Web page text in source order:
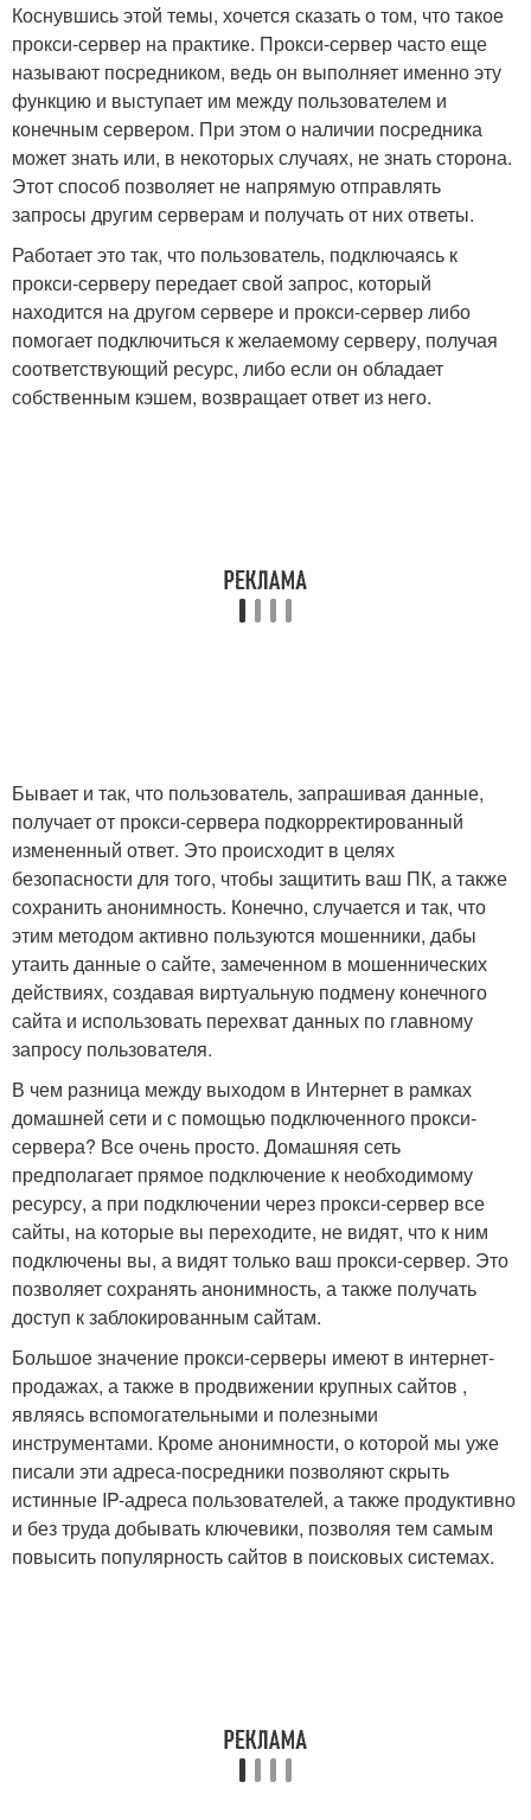
Коснувшись этой темы, хочется сказать о том, что такое
прокси-сервер на практике. Прокси-сервер часто еще
называют посредником, ведь он выполняет именно эту
функцию и выступает им между пользователем и
конечным сервером. При этом о наличии посредника
может знать или, в некоторых случаях, не знать сторона.
Этот способ позволяет не напрямую отправлять
запросы другим серверам и получать от них ответы.
Работает это так, что пользователь, подключаясь к
прокси-серверу передает свой запрос, который
находится на другом сервере и прокси-сервер либо
помогает подключиться к желаемому серверу, получая
соответствующий ресурс, либо если он обладает
собственным кэшем, возвращает ответ из него.
Бывает и так, что пользователь, запрашивая данные,
получает от прокси-сервера подкорректированный
измененный ответ. Это происходит в целях
безопасности для того, чтобы защитить ваш ПК, а также
сохранить анонимность. Конечно, случается и так, что
этим методом активно пользуются мошенники, дабы
утаить данные о сайте, замеченном в мошеннических
действиях, создавая виртуальную подмену конечного
сайта и использовать перехват данных по главному
запросу пользователя.
В чем разница между выходом в Интернет в рамках
домашней сети и с помощью подключенного прокси-
сервера? Все очень просто. Домашняя сеть
предполагает прямое подключение к необходимому
ресурсу, а при подключении через прокси-сервер все
сайты, на которые вы переходите, не видят, что к ним
подключены вы, а видят только ваш прокси-сервер. Это
позволяет сохранять анонимность, а также получать
доступ к заблокированным сайтам.
Большое значение прокси-серверы имеют в интернет-
продажах, а также в продвижении крупных сайтов ,
являясь вспомогательными и полезными
инструментами. Кроме анонимности, о которой мы уже
писали эти адреса-посредники позволяют скрыть
истинные IP-адреса пользователей, а также продуктивно
и без труда добывать ключевики, позволяя тем самым
повысить популярность сайтов в поисковых системах.